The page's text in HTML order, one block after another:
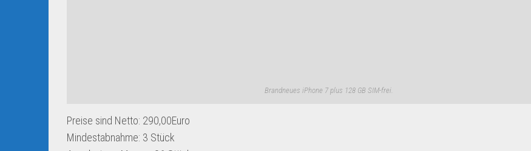
Brandneues iPhone 7 plus 128 GB SIM-frei.
Preise sind Netto: 290,00Euro
Mindestabnahme: 3 Stück